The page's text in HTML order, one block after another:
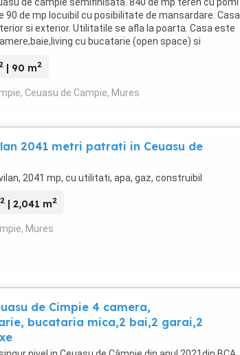
90 de mp locuibil cu posibilitate de mansardare. Casa
si exterior. Utilitatile se afla la poarta. Casa este
cu bucatarie (open space) si
| 90 m2
Ceuasu de Campie, Mures
2041 metri patrati in Ceuasu de
2041 mp, cu utilitati, apa, gaz, construibil
2 | 2,041 m2
Mures
de Cimpie 4 camera,
bucataria mica,2 bai,2 garai,2